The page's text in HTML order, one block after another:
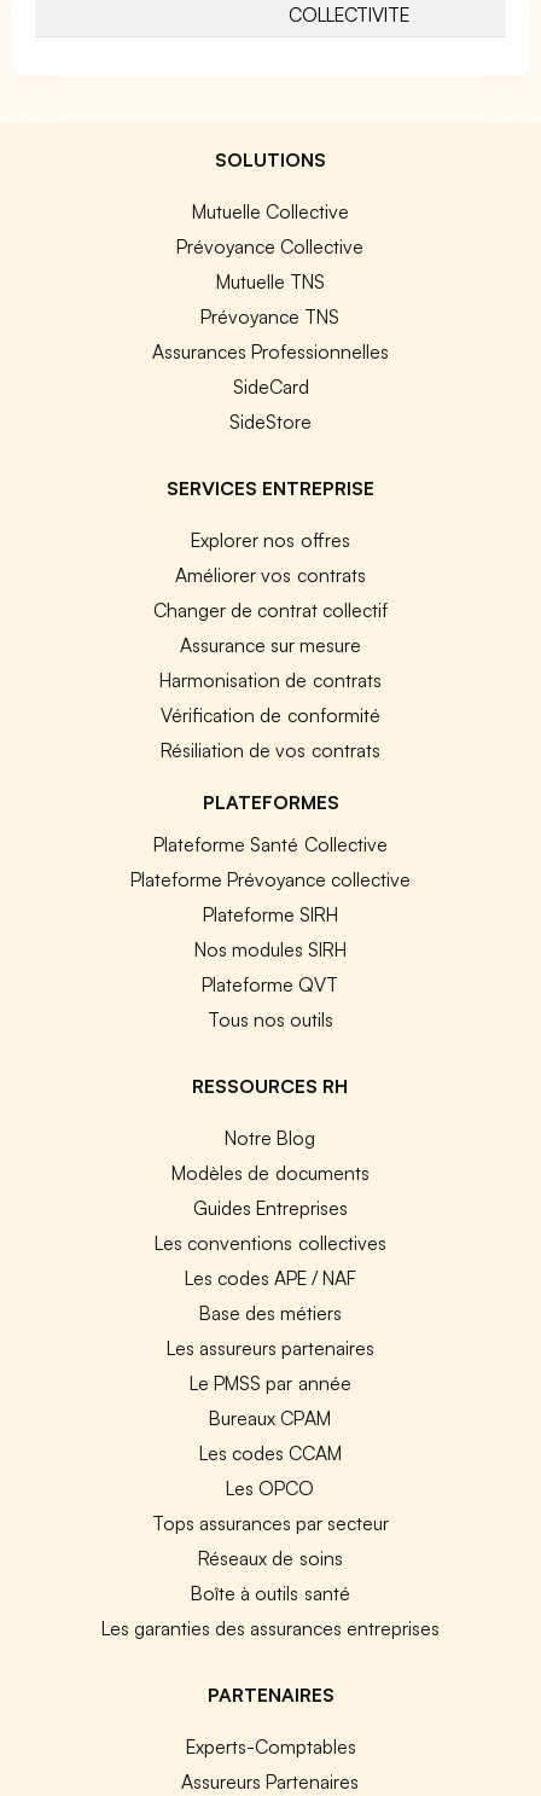
COLLECTIVITE
SOLUTIONS
Mutuelle Collective
Prévoyance Collective
Mutuelle TNS
Prévoyance TNS
Assurances Professionnelles
SideCard
SideStore
SERVICES ENTREPRISE
Explorer nos offres
Améliorer vos contrats
Changer de contrat collectif
Assurance sur mesure
Harmonisation de contrats
Vérification de conformité
Résiliation de vos contrats
PLATEFORMES
Plateforme Santé Collective
Plateforme Prévoyance collective
Plateforme SIRH
Nos modules SIRH
Plateforme QVT
Tous nos outils
RESSOURCES RH
Notre Blog
Modèles de documents
Guides Entreprises
Les conventions collectives
Les codes APE / NAF
Base des métiers
Les assureurs partenaires
Le PMSS par année
Bureaux CPAM
Les codes CCAM
Les OPCO
Tops assurances par secteur
Réseaux de soins
Boîte à outils santé
Les garanties des assurances entreprises
PARTENAIRES
Experts-Comptables
Assureurs Partenaires